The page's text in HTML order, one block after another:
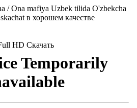
/ Ona mafiya Uzbek tilida O'zbekcha
в хорошем качестве
HD Скачать